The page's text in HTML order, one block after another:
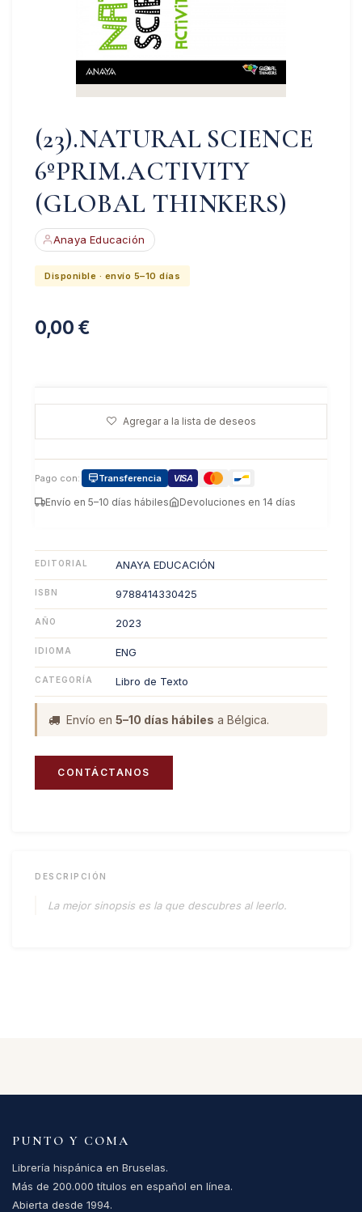
(23).NATURAL SCIENCE
6ºPRIM.ACTIVITY
(GLOBAL THINKERS)
Anaya Educación
Disponible · envío 5–10 días
0,00 €
Agregar a la lista de deseos
Pago con: Transferencia VISA
Envío en 5–10 días hábiles Devoluciones en 14 días
EDITORIAL ANAYA EDUCACIÓN
ISBN 9788414330425
AÑO 2023
IDIOMA ENG
CATEGORÍA Libro de Texto
Envío en 5–10 días hábiles a Bélgica.
CONTÁCTANOS
DESCRIPCIÓN
La mejor sinopsis es la que descubres al leerlo.
PUNTO Y COMA
Librería hispánica en Bruselas.
Más de 200.000 títulos en español en línea.
Abierta desde 1994.